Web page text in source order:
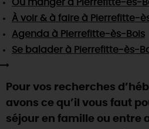
TOUTES LES
Visitesgourmandeset
Vins etvignobles
Chic,une aire de pique-
Par ici lesguinguettes
La Route des Métiers d'Art
TOUT L'ART
Des vacances
(re)Découvrir les
Une saison de
Rendez-vous de
SE REPÉRER,SE
INFOS &
Où manger à Pierrefitte-ès-
À voir & à faire à Pierrefitte-
Agenda à Pierrefitte-ès-Bois
Se balader à Pierrefitte-ès-
Pour vos recherches
avons ce qu’il vous faut
séjour en famille ou entre